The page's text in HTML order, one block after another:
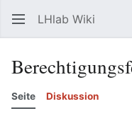
LHlab Wiki
Seite Diskussion